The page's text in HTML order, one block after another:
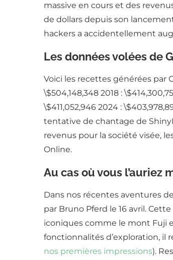
massive en cours et des
de dollars depuis son
hackers a accidentellement
Les données volées de
Voici les recettes générées par
\$504,148,348 2018 :
\$411,052,946 2024 :
tentative de chantage de
revenus pour la société visée,
Online.
Au cas où vous l’auriez
Dans nos récentes aventures
par Bruno Pferd le 16 avril.
iconiques comme le mont Fuji
fonctionnalités d’exploration, il
nos premières impressions).